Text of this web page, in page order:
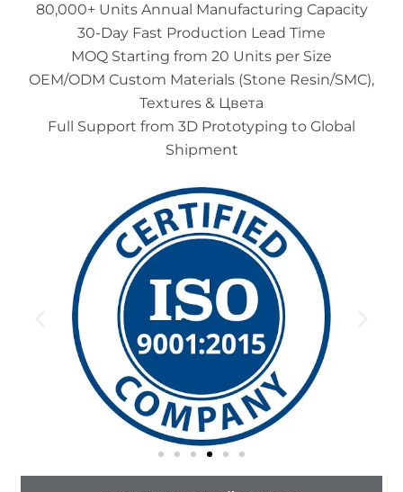
80,000+ Units Annual Manufacturing Capacity
30-Day Fast Production Lead Time
MOQ Starting from 20 Units per Size
OEM/ODM Custom Materials (Stone Resin/SMC),
Textures & Цвета
Full Support from 3D Prototyping to Global
Shipment